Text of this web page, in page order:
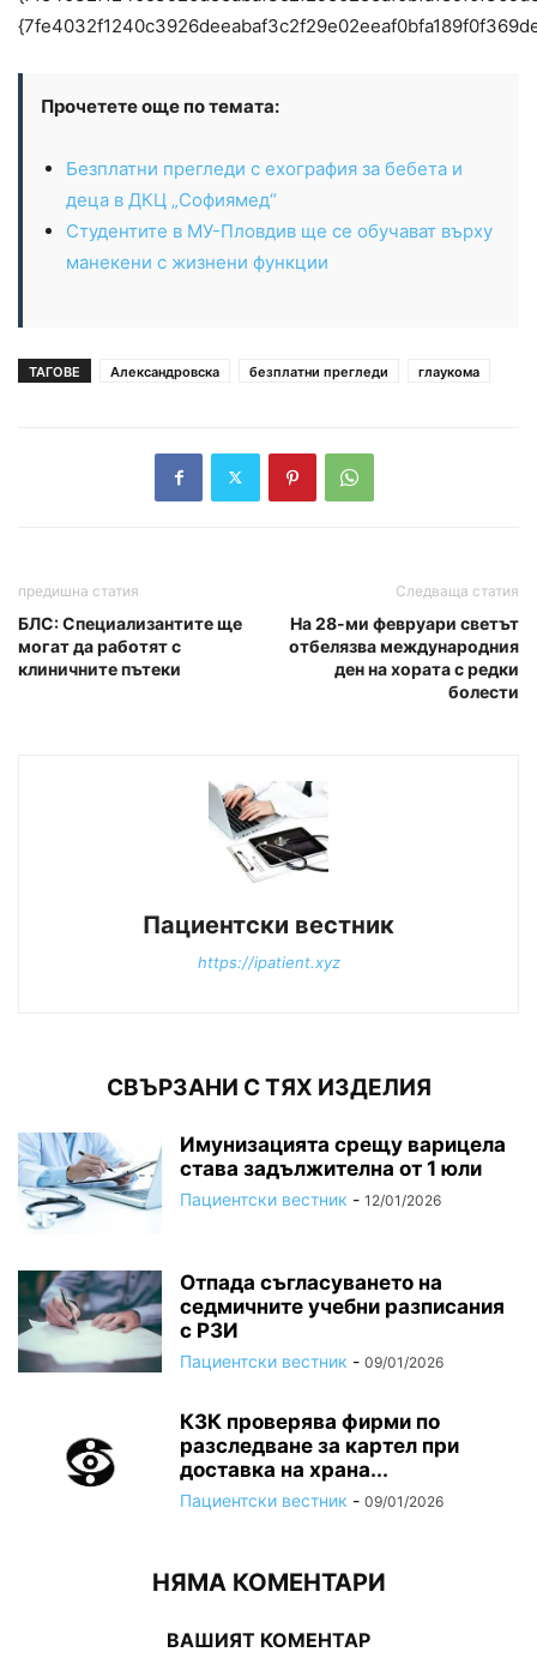
Прочетете още по темата:
Безплатни прегледи с ехография за бебета и
деца в ДКЦ „Софиямед“
Студентите в МУ-Пловдив ще се обучават върху
манекени с жизнени функции
ТАГОВЕ Александровска безплатни прегледи глаукома
предишна статия
БЛС: Специализантите ще
могат да работят с
клиничните пътеки
Следваща статия
На 28-ми февруари светът
отбелязва международния
ден на хората с редки
болести
Пациентски вестник
https://ipatient.xyz
СВЪРЗАНИ С ТЯХ ИЗДЕЛИЯ
Имунизацията срещу варицела
става задължителна от 1 юли
Пациентски вестник - 12/01/2026
Отпада съгласуването на
седмичните учебни разписания
с РЗИ
Пациентски вестник - 09/01/2026
КЗК проверява фирми по
разследване за картел при
доставка на храна...
Пациентски вестник - 09/01/2026
НЯМА КОМЕНТАРИ
ВАШИЯТ КОМЕНТАР